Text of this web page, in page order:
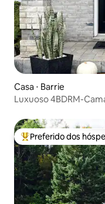
Casa ⋅ Barrie
Luxuoso 4BDRM-
Entre os melhores
Preferido dos